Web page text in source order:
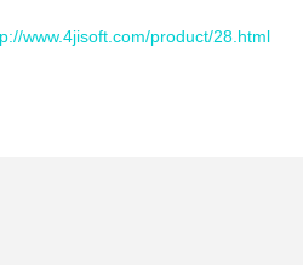
www.4jisoft.com/product/28.html